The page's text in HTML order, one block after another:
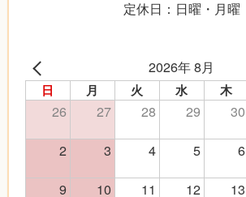
定休日：日曜・月曜
2026年 8月
日 月 火 水 木
26 27 28 29 30
2
3 4 5 6
9 10 11 12 13